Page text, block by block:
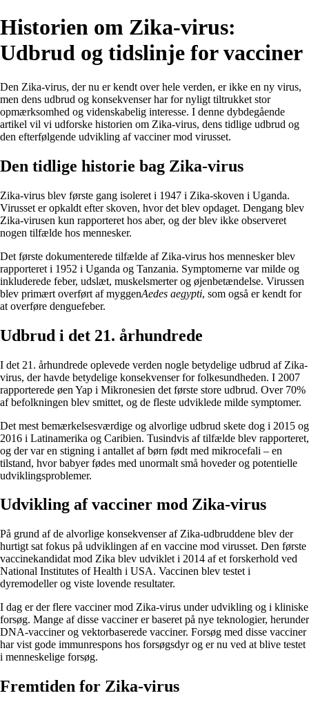
Historien om Zika-virus:
Udbrud og tidslinje for vacciner
Den Zika-virus, der nu er kendt over hele verden, er ikke en ny virus,
men dens udbrud og konsekvenser har for nyligt tiltrukket stor
opmærksomhed og videnskabelig interesse. I denne dybdegående
artikel vil vi udforske historien om Zika-virus, dens tidlige udbrud og
den efterfølgende udvikling af vacciner mod virusset.
Den tidlige historie bag Zika-virus
Zika-virus blev første gang isoleret i 1947 i Zika-skoven i Uganda.
Virusset er opkaldt efter skoven, hvor det blev opdaget. Dengang blev
Zika-virusen kun rapporteret hos aber, og der blev ikke observeret
nogen tilfælde hos mennesker.
Det første dokumenterede tilfælde af Zika-virus hos mennesker blev
rapporteret i 1952 i Uganda og Tanzania. Symptomerne var milde og
inkluderede feber, udslæt, muskelsmerter og øjenbetændelse. Virussen
blev primært overført af myggenAedes aegypti, som også er kendt for
at overføre denguefeber.
Udbrud i det 21. århundrede
I det 21. århundrede oplevede verden nogle betydelige udbrud af Zika-
virus, der havde betydelige konsekvenser for folkesundheden. I 2007
rapporterede øen Yap i Mikronesien det første store udbrud. Over 70%
af befolkningen blev smittet, og de fleste udviklede milde symptomer.
Det mest bemærkelsesværdige og alvorlige udbrud skete dog i 2015 og
2016 i Latinamerika og Caribien. Tusindvis af tilfælde blev rapporteret,
og der var en stigning i antallet af børn født med mikrocefali – en
tilstand, hvor babyer fødes med unormalt små hoveder og potentielle
udviklingsproblemer.
Udvikling af vacciner mod Zika-virus
På grund af de alvorlige konsekvenser af Zika-udbruddene blev der
hurtigt sat fokus på udviklingen af en vaccine mod virusset. Den første
vaccinekandidat mod Zika blev udviklet i 2014 af et forskerhold ved
National Institutes of Health i USA. Vaccinen blev testet i
dyremodeller og viste lovende resultater.
I dag er der flere vacciner mod Zika-virus under udvikling og i kliniske
forsøg. Mange af disse vacciner er baseret på nye teknologier, herunder
DNA-vacciner og vektorbaserede vacciner. Forsøg med disse vacciner
har vist gode immunrespons hos forsøgsdyr og er nu ved at blive testet
i menneskelige forsøg.
Fremtiden for Zika-virus